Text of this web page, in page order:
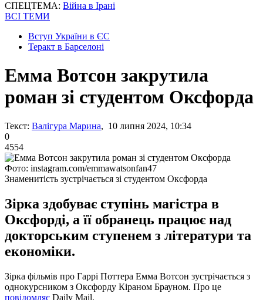
СПЕЦТЕМА: Війна в Ірані
ВСІ ТЕМИ
Вступ України в ЄС
Теракт в Барселоні
Емма Вотсон закрутила
роман зі студентом Оксфорда
Текст: Валігура Марина, 10 липня 2024, 10:34
0
4554
Фото: instagram.com/emmawatsonfan47
Знаменитість зустрічається зі студентом Оксфорда
Зірка здобуває ступінь магістра в
Оксфорді, а її обранець працює над
докторським ступенем з літератури та
економіки.
Зірка фільмів про Гаррі Поттера Емма Вотсон зустрічається з
однокурсником з Оксфорду Кіраном Брауном. Про це
повідомляє Daily Mail.